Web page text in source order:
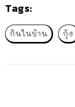
Tags:
กินในบ้าน กุ้ง